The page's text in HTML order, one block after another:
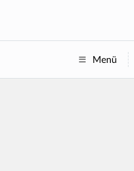
Menü